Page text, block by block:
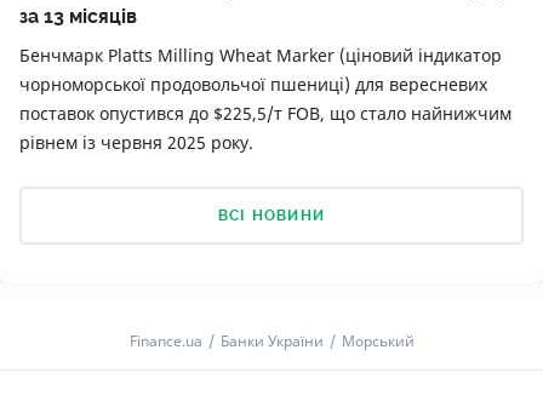
за 13 місяців
Бенчмарк Platts Milling Wheat Marker (ціновий індикатор
чорноморської продовольчої пшениці) для вересневих
поставок опустився до $225,5/т FOB, що стало найнижчим
рівнем із червня 2025 року.
ВСІ НОВИНИ
Finance.ua Банки України Морський